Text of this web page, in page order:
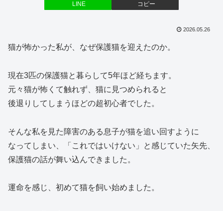
LINE コピー
2026.05.26
猫が怖かった私が、なぜ保護猫を迎えたのか。
現在3匹の保護猫と暮らして5年ほど経ちます。
元々猫が怖くて触れず、猫に見つめられると
後退りしてしまうほどの超初心者でした。
そんな私を見た障害のある息子が猫を追い回すように
なってしまい、「これではいけない」と感じていた矢先、
保護猫の話が舞い込んできました。
運命を感じ、初めて猫を飼い始めました。